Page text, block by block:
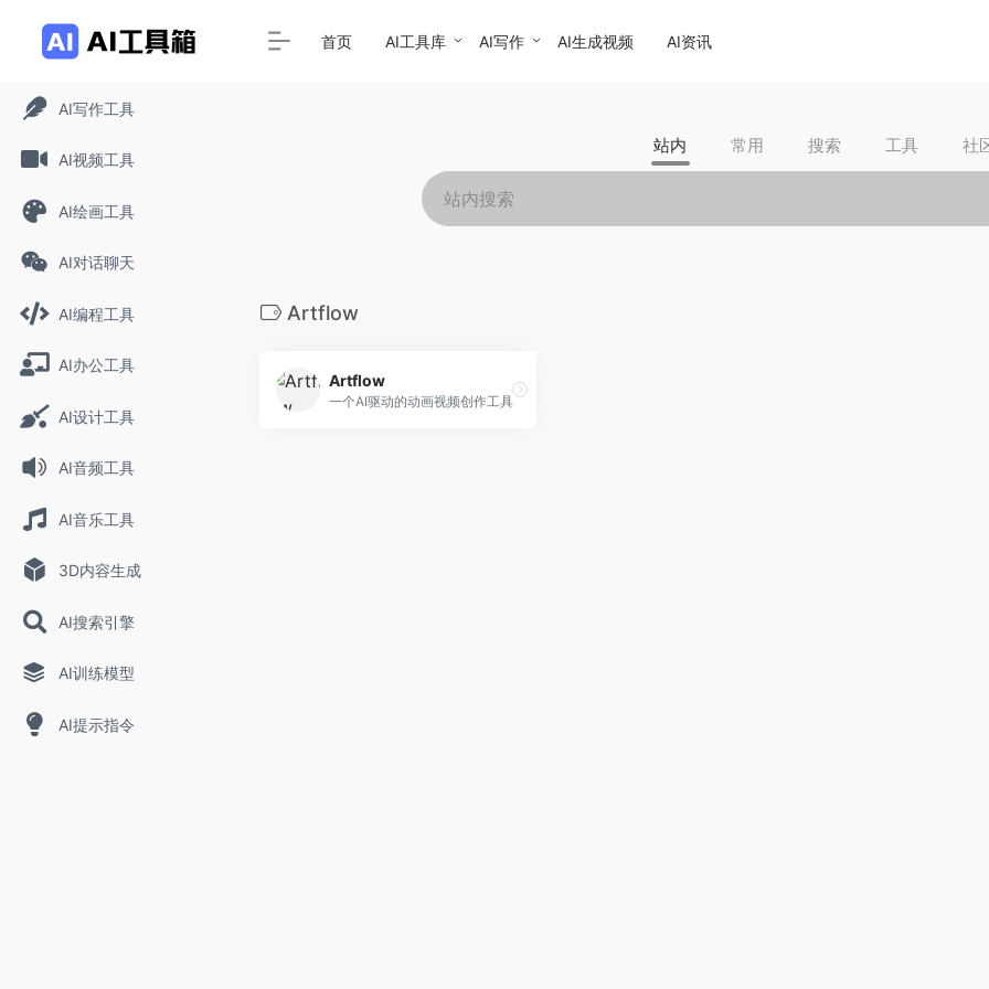
AI写作工具
AI视频工具
AI绘画工具
AI对话聊天
AI编程工具
AI办公工具
AI设计工具
AI音频工具
AI音乐工具
3D内容生成
AI搜索引擎
AI训练模型
AI提示指令
首页 AI工具库 AI写作 AI生成视频 AI资讯
站内 常用 搜索 工具 社
Artflow
Artflow
一个AI驱动的动画视频创作工具